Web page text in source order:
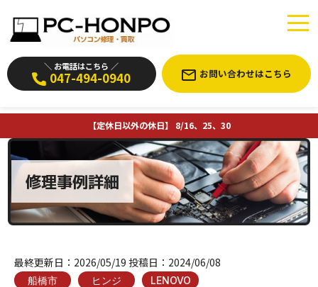
＼ お電話はこちら ／
047-494-0940 お問い合わせはこちら
【定休日以外の休日】 8/16、25、30
修理事例詳細
最終更新日： 2026/05/19 投稿日： 2024/06/08
船橋市 ヒンジ LENOVO